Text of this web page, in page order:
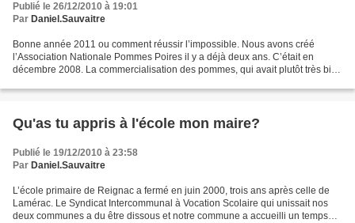
Publié le 26/12/2010 à 19:01
Par Daniel.Sauvaitre
Bonne année 2011 ou comment réussir l’impossible. Nous avons créé
l’Association Nationale Pommes Poires il y a déjà deux ans. C’était en
décembre 2008. La commercialisation des pommes, qui avait plutôt très bien
Qu'as tu appris à l'école mon maire?
Publié le 19/12/2010 à 23:58
Par Daniel.Sauvaitre
L’école primaire de Reignac a fermé en juin 2000, trois ans après celle de
Lamérac. Le Syndicat Intercommunal à Vocation Scolaire qui unissait nos
deux communes a du être dissous et notre commune a accueilli un temps